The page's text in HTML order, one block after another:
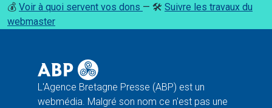
💰 Voir à quoi servent vos dons — 🛠️ Suivre les travaux du
webmaster
L'Agence Bretagne Presse (ABP) est un
webmédia. Malgré son nom ce n'est pas une